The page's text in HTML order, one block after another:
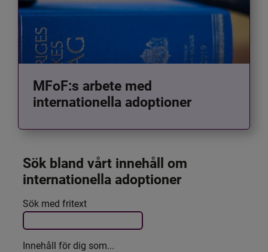
MFoF:s arbete med
internationella adoptioner
Sök bland vårt innehåll om
internationella adoptioner
Filtrera resultatet
Det här formuläret postas automatiskt
Sök med fritext
Innehåll för dig som...